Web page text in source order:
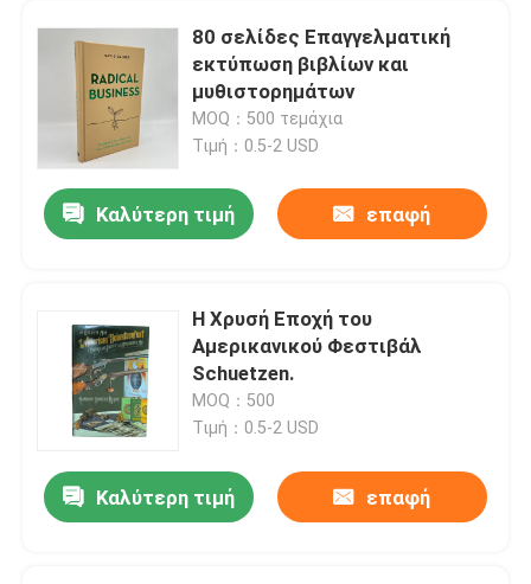
80 σελίδες Επαγγελματική
εκτύπωση βιβλίων και
μυθιστορημάτων
MOQ：500 τεμάχια
Τιμή：0.5-2 USD
Καλύτερη τιμή επαφή
Η Χρυσή Εποχή του
Αμερικανικού Φεστιβάλ
Schuetzen.
MOQ：500
Τιμή：0.5-2 USD
Καλύτερη τιμή επαφή